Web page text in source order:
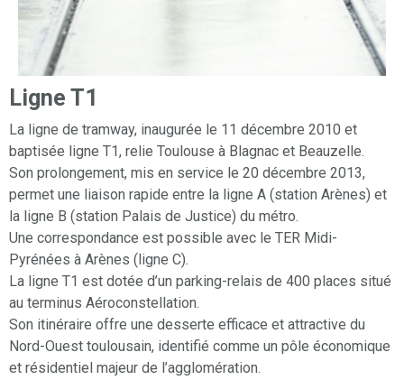
Ligne T1
La ligne de tramway, inaugurée le 11 décembre 2010 et
baptisée ligne T1, relie Toulouse à Blagnac et Beauzelle.
Son prolongement, mis en service le 20 décembre 2013,
permet une liaison rapide entre la ligne A (station Arènes) et
la ligne B (station Palais de Justice) du métro.
Une correspondance est possible avec le TER Midi-
Pyrénées à Arènes (ligne C).
La ligne T1 est dotée d’un parking-relais de 400 places situé
au terminus Aéroconstellation.
Son itinéraire offre une desserte efficace et attractive du
Nord-Ouest toulousain, identifié comme un pôle économique
et résidentiel majeur de l’agglomération.